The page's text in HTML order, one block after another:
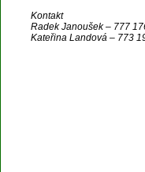
Kontakt
Radek Janoušek – 777
Kateřina Landová – 773